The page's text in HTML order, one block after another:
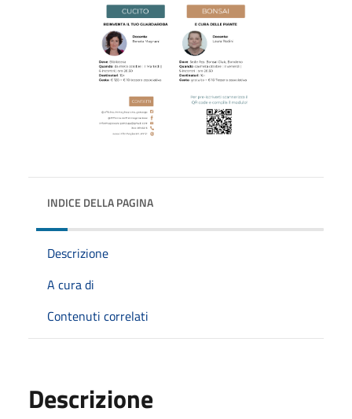
INDICE DELLA PAGINA
Descrizione
A cura di
Contenuti correlati
Descrizione